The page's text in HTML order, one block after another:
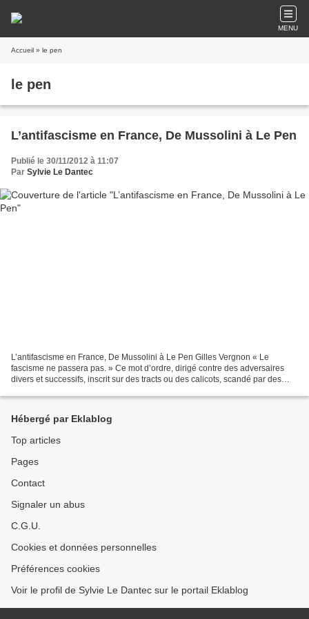
MENU
Accueil » le pen
le pen
L’antifascisme en France, De Mussolini à Le Pen
Publié le 30/11/2012 à 11:07
Par Sylvie Le Dantec
L’antifascisme en France, De Mussolini à Le Pen Gilles Vergnon « Le
fascisme ne passera pas. » Ce mot d’ordre, dirigé contre des adversaires
divers et successifs, inscrit sur des tracts ou des calicots, scandé par des
Hébergé par Eklablog
Top articles
Pages
Contact
Signaler un abus
C.G.U.
Cookies et données personnelles
Préférences cookies
Voir le profil de Sylvie Le Dantec sur le portail Eklablog